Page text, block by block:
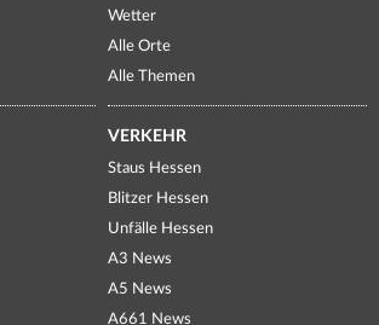
Wetter
Alle Orte
Alle Themen
VERKEHR
Staus Hessen
Blitzer Hessen
Unfälle Hessen
A3 News
A5 News
A661 News